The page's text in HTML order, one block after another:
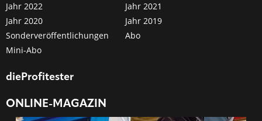
Jahr 2022
Jahr 2021
Jahr 2020
Jahr 2019
Sonderveröffentlichungen
Abo
Mini-Abo
dieProfitester
ONLINE-MAGAZIN